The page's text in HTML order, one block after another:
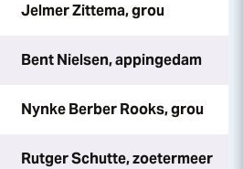
Jelmer Zittema, grou
Bent Nielsen, appingedam
Nynke Berber Rooks, grou
Rutger Schutte, zoetermeer